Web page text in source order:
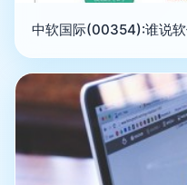
中软国际(00354):谁说